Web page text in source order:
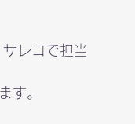
レコで担当
す。